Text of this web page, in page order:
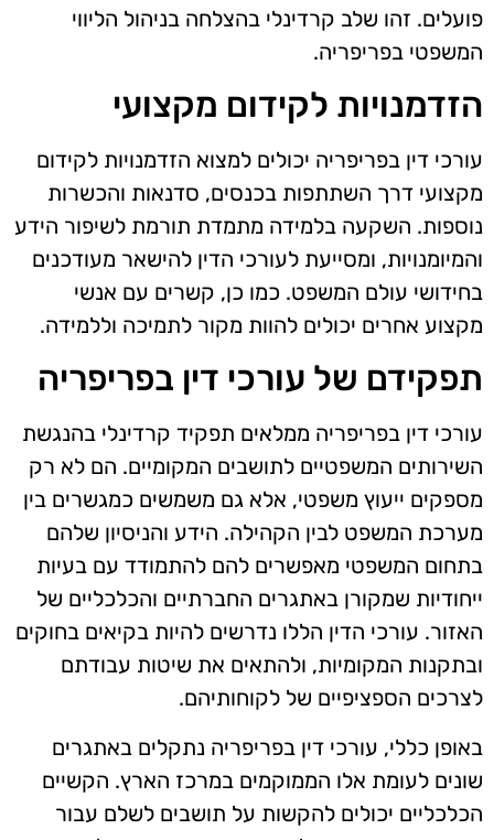
פועלים. זהו שלב קרדינלי בהצלחה בניהול הליווי
המשפטי בפריפריה.
הזדמנויות לקידום מקצועי
עורכי דין בפריפריה יכולים למצוא הזדמנויות לקידום
מקצועי דרך השתתפות בכנסים, סדנאות והכשרות
נוספות. השקעה בלמידה מתמדת תורמת לשיפור הידע
והמיומנויות, ומסייעת לעורכי הדין להישאר מעודכנים
בחידושי עולם המשפט. כמו כן, קשרים עם אנשי
מקצוע אחרים יכולים להוות מקור לתמיכה וללמידה.
תפקידם של עורכי דין בפריפריה
עורכי דין בפריפריה ממלאים תפקיד קרדינלי בהנגשת
השירותים המשפטיים לתושבים המקומיים. הם לא רק
מספקים ייעוץ משפטי, אלא גם משמשים כמגשרים בין
מערכת המשפט לבין הקהילה. הידע והניסיון שלהם
בתחום המשפטי מאפשרים להם להתמודד עם בעיות
ייחודיות שמקורן באתגרים החברתיים והכלכליים של
האזור. עורכי הדין הללו נדרשים להיות בקיאים בחוקים
ובתקנות המקומיות, ולהתאים את שיטות עבודתם
לצרכים הספציפיים של לקוחותיהם.
באופן כללי, עורכי דין בפריפריה נתקלים באתגרים
שונים לעומת אלו הממוקמים במרכז הארץ. הקשיים
הכלכליים יכולים להקשות על תושבים לשלם עבור